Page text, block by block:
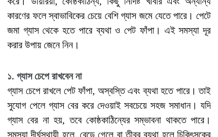
কারণের ফলে স্বাভাবিকের চেয়ে বেশি গ্যাস জমে যেতে পারে। পেটে
জমা গ্যাস থেকে হতে পারে ব্যথা ও পেট ফাঁপা। এই সমস্যা দূর
করার উপায় জেনে নিন।
১. গ্যাস চেপে রাখবেন না
গ্যাস চেপে রাখলে পেট ফাঁপা, অস্বস্তি এবং ব্যথা হতে পারে। তাই
সুযোগ পেলে গ্যাস বের করে দেওয়াই সবচেয়ে সহজ সমাধান। যদি
গ্যাস বের না হয়, তবে কোষ্ঠকাঠিন্যের সম্ভাবনা থাকতে পারে।
সমস্যা দীর্ঘস্থায়ী হলে, বেড়ে গেলে বা তীব্র ব্যথা হলে চিকিৎসকের